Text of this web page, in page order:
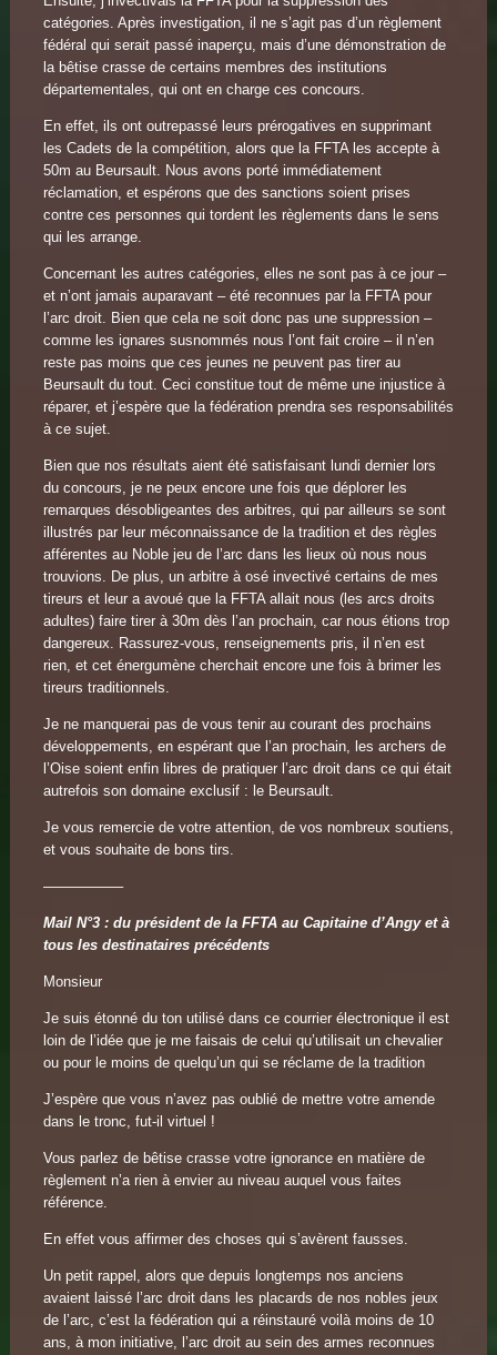
catégories. Après investigation, il ne s’agit pas d’un règlement
fédéral qui serait passé inaperçu, mais d’une démonstration de
la bêtise crasse de certains membres des institutions
départementales, qui ont en charge ces concours.
En effet, ils ont outrepassé leurs prérogatives en supprimant
les Cadets de la compétition, alors que la FFTA les accepte à
50m au Beursault. Nous avons porté immédiatement
réclamation, et espérons que des sanctions soient prises
contre ces personnes qui tordent les règlements dans le sens
qui les arrange.
Concernant les autres catégories, elles ne sont pas à ce jour –
et n’ont jamais auparavant – été reconnues par la FFTA pour
l’arc droit. Bien que cela ne soit donc pas une suppression –
comme les ignares susnommés nous l’ont fait croire – il n’en
reste pas moins que ces jeunes ne peuvent pas tirer au
Beursault du tout. Ceci constitue tout de même une injustice à
réparer, et j’espère que la fédération prendra ses responsabilités
à ce sujet.
Bien que nos résultats aient été satisfaisant lundi dernier lors
du concours, je ne peux encore une fois que déplorer les
remarques désobligeantes des arbitres, qui par ailleurs se sont
illustrés par leur méconnaissance de la tradition et des règles
afférentes au Noble jeu de l’arc dans les lieux où nous nous
trouvions. De plus, un arbitre à osé invectivé certains de mes
tireurs et leur a avoué que la FFTA allait nous (les arcs droits
adultes) faire tirer à 30m dès l’an prochain, car nous étions trop
dangereux. Rassurez-vous, renseignements pris, il n’en est
rien, et cet énergumène cherchait encore une fois à brimer les
tireurs traditionnels.
Je ne manquerai pas de vous tenir au courant des prochains
développements, en espérant que l’an prochain, les archers de
l’Oise soient enfin libres de pratiquer l’arc droit dans ce qui était
autrefois son domaine exclusif : le Beursault.
Je vous remercie de votre attention, de vos nombreux soutiens,
et vous souhaite de bons tirs.
—————–
Mail N°3 : du président de la FFTA au Capitaine d’Angy et à
tous les destinataires précédents
Monsieur
Je suis étonné du ton utilisé dans ce courrier électronique il est
loin de l’idée que je me faisais de celui qu’utilisait un chevalier
ou pour le moins de quelqu’un qui se réclame de la tradition
J’espère que vous n’avez pas oublié de mettre votre amende
dans le tronc, fut-il virtuel !
Vous parlez de bêtise crasse votre ignorance en matière de
règlement n’a rien à envier au niveau auquel vous faites
référence.
En effet vous affirmer des choses qui s’avèrent fausses.
Un petit rappel, alors que depuis longtemps nos anciens
avaient laissé l’arc droit dans les placards de nos nobles jeux
de l’arc, c’est la fédération qui a réinstauré voilà moins de 10
ans, à mon initiative, l’arc droit au sein des armes reconnues